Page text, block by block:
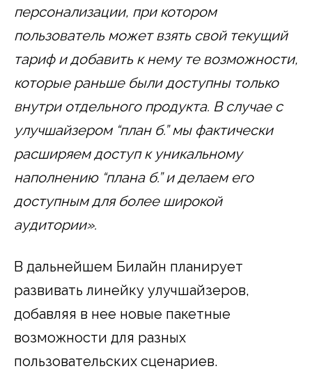
персонализации, при котором
пользователь может взять свой текущий
тариф и добавить к нему те возможности,
которые раньше были доступны только
внутри отдельного продукта. В случае с
улучшайзером “план б.” мы фактически
расширяем доступ к уникальному
наполнению “плана б.” и делаем его
доступным для более широкой
аудитории».
В дальнейшем Билайн планирует
развивать линейку улучшайзеров,
добавляя в нее новые пакетные
возможности для разных
пользовательских сценариев.